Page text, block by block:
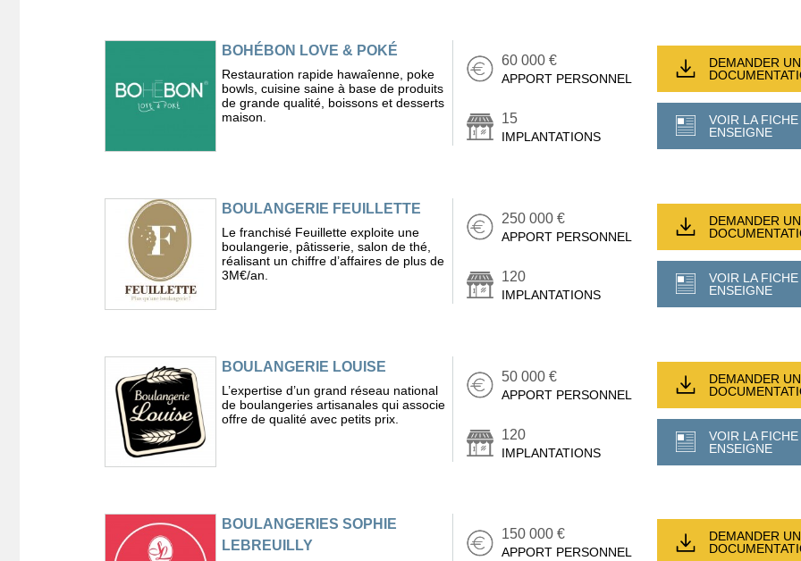
BOHÉBON LOVE & POKÉ
Restauration rapide hawaîenne, poke
bowls, cuisine saine à base de produits
de grande qualité, boissons et desserts
maison.
60 000 €
APPORT PERSONNEL
15
IMPLANTATIONS
DEMANDER
VOIR LA FICHE
ENSEIGNE
BOULANGERIE FEUILLETTE
Le franchisé Feuillette exploite une
boulangerie, pâtisserie, salon de thé,
réalisant un chiffre d’affaires de plus de
3M€/an.
250 000 €
APPORT PERSONNEL
120
IMPLANTATIONS
DEMANDER
VOIR LA FICHE
ENSEIGNE
BOULANGERIE LOUISE
L’expertise d’un grand réseau national
de boulangeries artisanales qui associe
offre de qualité avec petits prix.
50 000 €
APPORT PERSONNEL
120
IMPLANTATIONS
DEMANDER
VOIR LA FICHE
ENSEIGNE
BOULANGERIES SOPHIE
LEBREUILLY
150 000 €
APPORT PERSONNEL
DEMANDER